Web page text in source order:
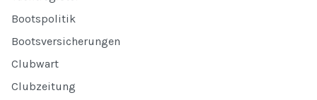
Bootspolitik
Bootsversicherungen
Clubwart
Clubzeitung